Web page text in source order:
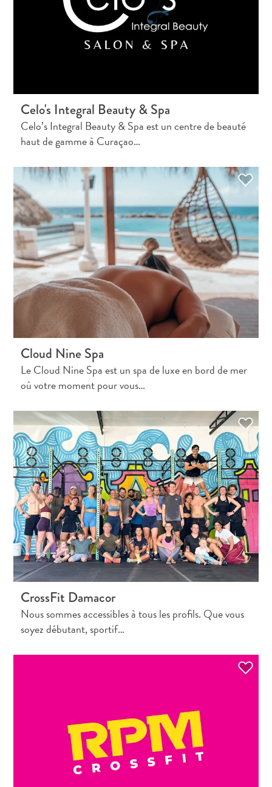
Dîner
Vie
nocturne
Météo
Accessibilité
Connexion
internet
et
réseau
de
téléphonie
mobile
Électricité
Mariages
et
lunes
Carte
d’immigration
F
R
A
N
Ç
A
I
S
DEUTSCH
ENGLISH
ESPAÑOL
FRANÇAIS
NEDERLANDS
PORTUGUÊS
Celo's Integral Beauty & Spa
Celo’s Integral Beauty & Spa est un centre de beauté
haut de gamme à Curaçao…
Cloud Nine Spa
Le Cloud Nine Spa est un spa de luxe en bord de mer
où votre moment pour vous…
CrossFit Damacor
Nous sommes accessibles à tous les profils. Que vous
soyez débutant, sportif…